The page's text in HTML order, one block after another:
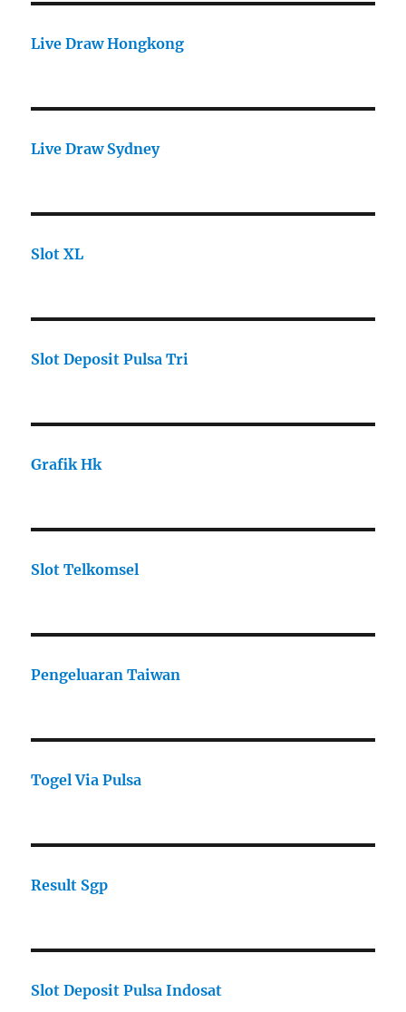
Live Draw Hongkong
Live Draw Sydney
Slot XL
Slot Deposit Pulsa Tri
Grafik Hk
Slot Telkomsel
Pengeluaran Taiwan
Togel Via Pulsa
Result Sgp
Slot Deposit Pulsa Indosat